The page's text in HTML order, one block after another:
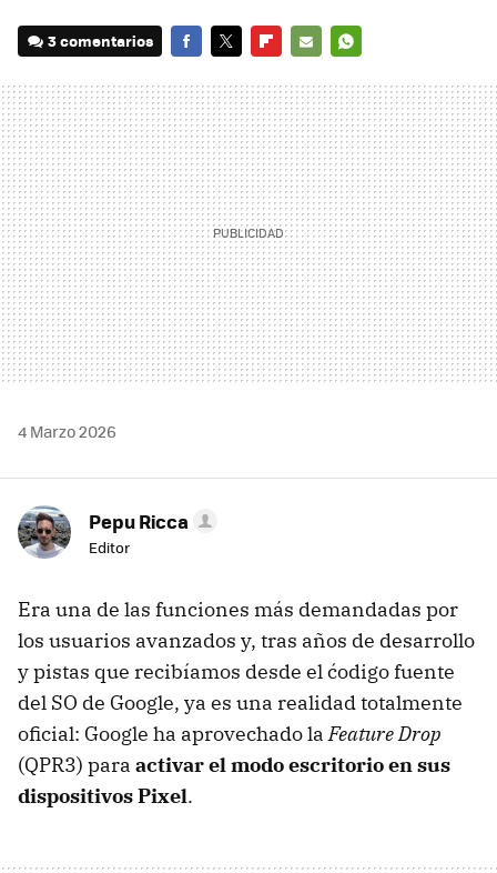
3 comentarios
MAIL
4 Marzo 2026
Pepu Ricca
Editor
Era una de las funciones más demandadas por
los usuarios avanzados y, tras años de desarrollo
y pistas que recibíamos desde el ćodigo fuente
del SO de Google, ya es una realidad totalmente
oficial: Google ha aprovechado laFeature Drop
(QPR3) para activar el modo escritorio en sus
dispositivos Pixel.